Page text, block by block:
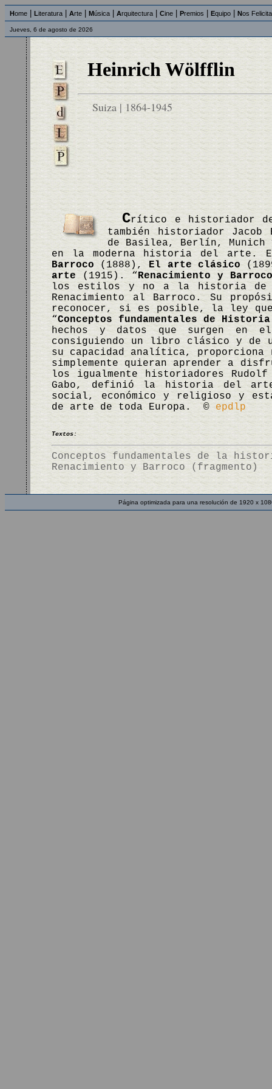
Home Literatura Arte Música Arquitectura Cine Premios Equipo Nos
Jueves, 6 de agosto de 2026
Heinrich Wölfflin
Suiza | 1864-1945
Crítico e historiador
también historiador
de Basilea, Berlín, Munich
en la moderna historia del arte.
Barroco (1888),El arte clásico
arte (1915). “Renacimiento y Barroco
los estilos y no a la historia de
Renacimiento al Barroco. Su
reconocer, si es posible, la ley
“Conceptos fundamentales de
hechos y datos que surgen
consiguiendo un libro clásico y de
su capacidad analítica,
simplemente quieran aprender a
los igualmente historiadores
Gabo, definió la historia del arte
social, económico y religioso y
de arte de toda Europa. ©epdlp
Textos:
Conceptos fundamentales de la
Renacimiento y Barroco (fragmento)
Página optimizada para una resolución de 1920 x